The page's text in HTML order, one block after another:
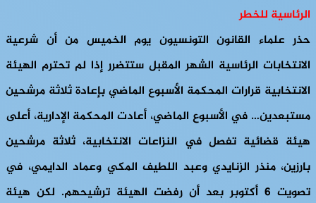
الرئاسية للخطر
حذر علماء القانون التونسيون يوم الخميس من أن شرعية
الانتخابات الرئاسية الشهر المقبل ستتضرر إذا لم تحترم الهيئة
الانتخابية قرارات المحكمة الأسبوع الماضي بإعادة ثلاثة مرشحين
مستبعدين… في الأسبوع الماضي، أعادت المحكمة الإدارية، أعلى
هيئة قضائية تفصل في النزاعات الانتخابية، ثلاثة مرشحين
بارزين، منذر الزنايدي وعبد اللطيف المكي وعماد الدايمي، في
تصويت 6 أكتوبر بعد أن رفضت الهيئة ترشيحهم. لكن هيئة